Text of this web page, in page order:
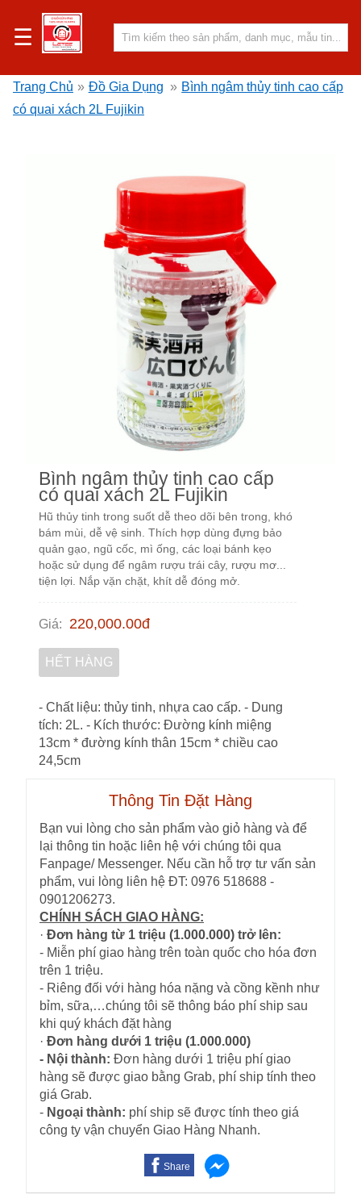
☰
Trang Chủ » Đồ Gia Dụng » Bình ngâm thủy tinh cao cấp
có quai xách 2L Fujikin
Bình ngâm thủy tinh cao cấp
có quai xách 2L Fujikin
Hũ thủy tinh trong suốt dễ theo dõi bên trong, khó
bám mùi, dễ vệ sinh. Thích hợp dùng đựng bảo
quản gạo, ngũ cốc, mì ống, các loại bánh kẹo
hoặc sử dụng để ngâm rượu trái cây, rượu mơ...
tiện lợi. Nắp vặn chặt, khít dễ đóng mở.
Giá: 220,000.00đ
HẾT HÀNG
- Chất liệu: thủy tinh, nhựa cao cấp. - Dung
tích: 2L. - Kích thước: Đường kính miệng
13cm * đường kính thân 15cm * chiều cao
24,5cm
Thông Tin Đặt Hàng
Bạn vui lòng cho sản phẩm vào giỏ hàng và để
lại thông tin hoặc liên hệ với chúng tôi qua
Fanpage/ Messenger. Nếu cần hỗ trợ tư vấn sản
phẩm, vui lòng liên hệ ĐT: 0976 518688 -
0901206273.
CHÍNH SÁCH GIAO HÀNG:
· Đơn hàng từ 1 triệu (1.000.000) trở lên:
- Miễn phí giao hàng trên toàn quốc cho hóa đơn
trên 1 triệu.
- Riêng đối với hàng hóa nặng và cồng kềnh như
bỉm, sữa,…chúng tôi sẽ thông báo phí ship sau
khi quý khách đặt hàng
· Đơn hàng dưới 1 triệu (1.000.000)
- Nội thành: Đơn hàng dưới 1 triệu phí giao
hàng sẽ được giao bằng Grab, phí ship tính theo
giá Grab.
- Ngoại thành: phí ship sẽ được tính theo giá
công ty vận chuyển Giao Hàng Nhanh.
Share